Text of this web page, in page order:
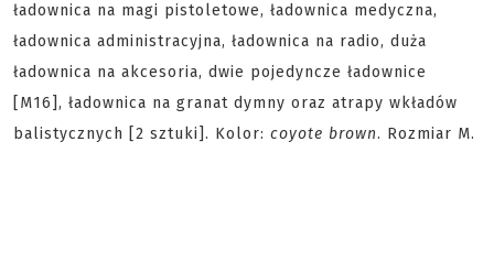
ładownica na magi pistoletowe, ładownica medyczna,
ładownica administracyjna, ładownica na radio, duża
ładownica na akcesoria, dwie pojedyncze ładownice
[M16], ładownica na granat dymny oraz atrapy wkładów
balistycznych [2 sztuki]. Kolor: coyote brown. Rozmiar M.